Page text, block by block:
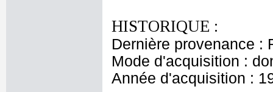
HISTORIQUE :
Dernière provenance :
Mode d'acquisition :
Année d'acquisition :